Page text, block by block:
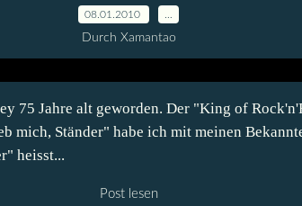
08.01.2010
Durch Xamantao
75 Jahre alt geworden. Der "King of
mich, Ständer" habe ich mit meinen
heisst...
Post lesen